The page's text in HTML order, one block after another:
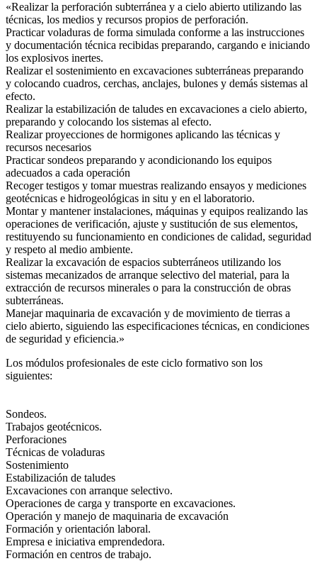
«Realizar la perforación subterránea y a cielo abierto utilizando las
técnicas, los medios y recursos propios de perforación.
Practicar voladuras de forma simulada conforme a las instrucciones
y documentación técnica recibidas preparando, cargando e iniciando
los explosivos inertes.
Realizar el sostenimiento en excavaciones subterráneas preparando
y colocando cuadros, cerchas, anclajes, bulones y demás sistemas al
efecto.
Realizar la estabilización de taludes en excavaciones a cielo abierto,
preparando y colocando los sistemas al efecto.
Realizar proyecciones de hormigones aplicando las técnicas y
recursos necesarios
Practicar sondeos preparando y acondicionando los equipos
adecuados a cada operación
Recoger testigos y tomar muestras realizando ensayos y mediciones
geotécnicas e hidrogeológicas in situ y en el laboratorio.
Montar y mantener instalaciones, máquinas y equipos realizando las
operaciones de verificación, ajuste y sustitución de sus elementos,
restituyendo su funcionamiento en condiciones de calidad, seguridad
y respeto al medio ambiente.
Realizar la excavación de espacios subterráneos utilizando los
sistemas mecanizados de arranque selectivo del material, para la
extracción de recursos minerales o para la construcción de obras
subterráneas.
Manejar maquinaria de excavación y de movimiento de tierras a
cielo abierto, siguiendo las especificaciones técnicas, en condiciones
de seguridad y eficiencia.»
Los módulos profesionales de este ciclo formativo son los
siguientes:
Sondeos.
Trabajos geotécnicos.
Perforaciones
Técnicas de voladuras
Sostenimiento
Estabilización de taludes
Excavaciones con arranque selectivo.
Operaciones de carga y transporte en excavaciones.
Operación y manejo de maquinaria de excavación
Formación y orientación laboral.
Empresa e iniciativa emprendedora.
Formación en centros de trabajo.